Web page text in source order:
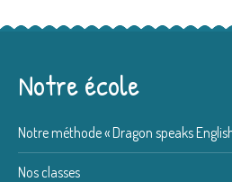
Notre école
Notre méthode « Dragon speaks
Nos classes